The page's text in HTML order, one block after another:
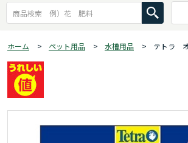
ホーム > ペット用品 > 水槽用品 > テトラ